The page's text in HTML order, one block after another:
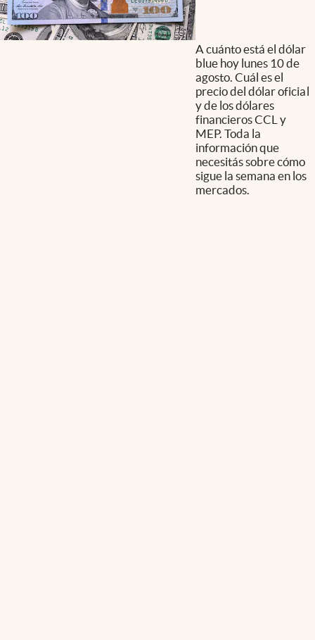
A cuánto está el dólar
blue hoy lunes 10 de
agosto. Cuál es el
precio del dólar oficial
y de los dólares
financieros CCL y
MEP. Toda la
información que
necesitás sobre cómo
sigue la semana en los
mercados.